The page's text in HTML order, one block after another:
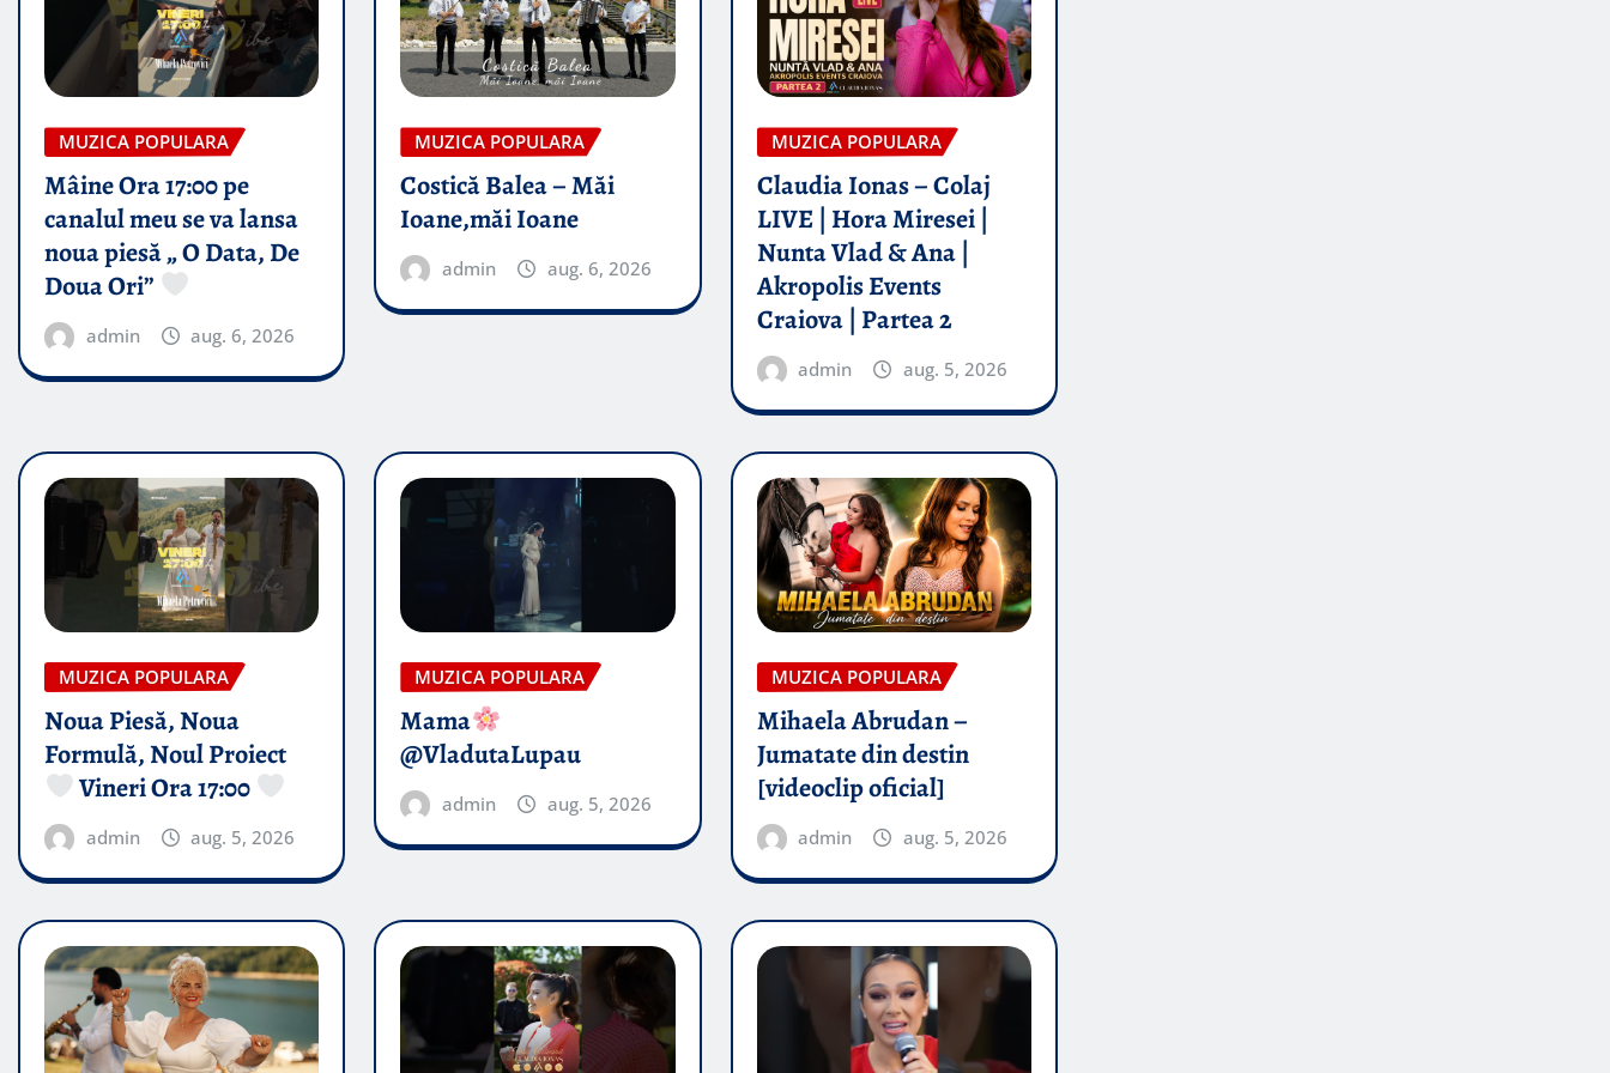
MUZICA POPULARA
Mâine Ora 17:00 pe
canalul meu se va lansa
noua piesă „ O Data, De
Doua Ori”
admin aug. 6, 2026
MUZICA POPULARA
Costică Balea – Măi
Ioane,măi Ioane
admin aug. 6, 2026
MUZICA POPULARA
Claudia Ionas – Colaj
LIVE | Hora Miresei |
Nunta Vlad & Ana |
Akropolis Events
Craiova | Partea 2
admin aug. 5, 2026
MUZICA POPULARA
Noua Piesă, Noua
Formulă, Noul Proiect
Vineri Ora 17:00
admin aug. 5, 2026
MUZICA POPULARA
Mama
@VladutaLupau
admin aug. 5, 2026
MUZICA POPULARA
Mihaela Abrudan –
Jumatate din destin
[videoclip oficial]
admin aug. 5, 2026